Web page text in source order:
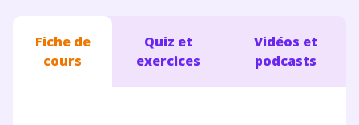
Fiche de
cours
Quiz et
exercices
Vidéos et
podcasts